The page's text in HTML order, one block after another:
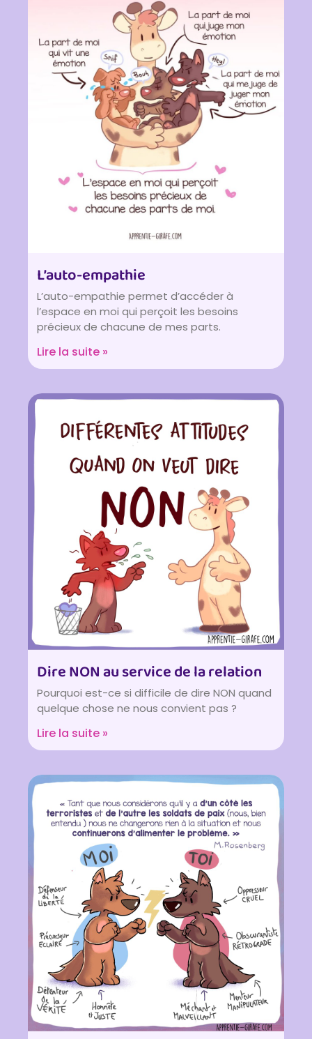
L’auto-empathie
L’auto-empathie permet d’accéder à
l’espace en moi qui perçoit les besoins
précieux de chacune de mes parts.
Lire la suite »
Dire NON au service de la relation
Pourquoi est-ce si difficile de dire NON quand
quelque chose ne nous convient pas ?
Lire la suite »